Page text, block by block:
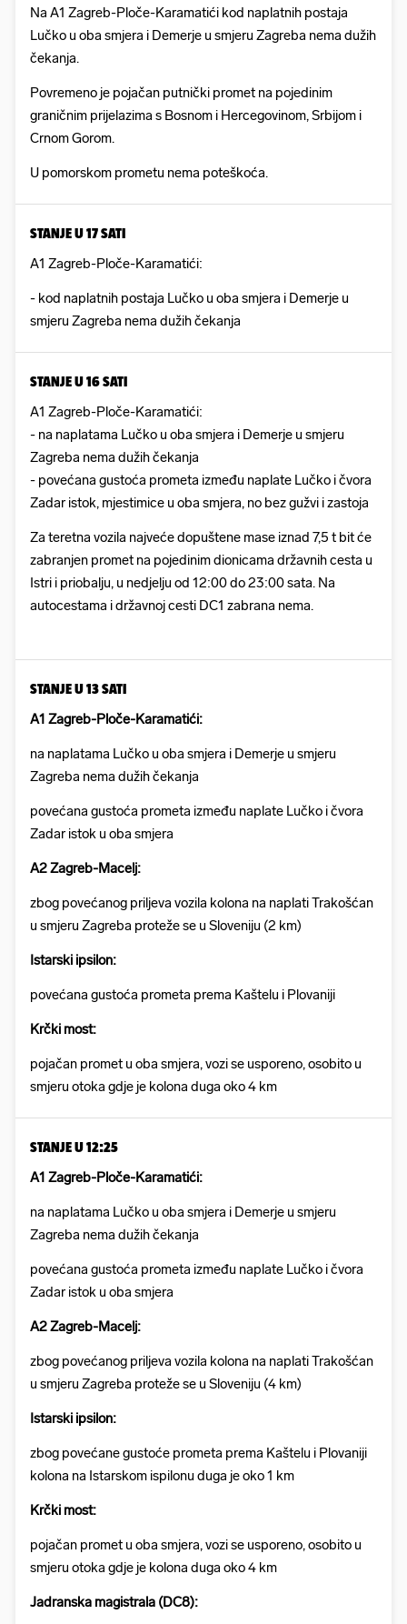
Na A1 Zagreb-Ploče-Karamatići kod naplatnih postaja
Lučko u oba smjera i Demerje u smjeru Zagreba nema dužih
čekanja.
Povremeno je pojačan putnički promet na pojedinim
graničnim prijelazima s Bosnom i Hercegovinom, Srbijom i
Crnom Gorom.
U pomorskom prometu nema poteškoća.
STANJE U 17 SATI
A1 Zagreb-Ploče-Karamatići:
- kod naplatnih postaja Lučko u oba smjera i Demerje u
smjeru Zagreba nema dužih čekanja
STANJE U 16 SATI
A1 Zagreb-Ploče-Karamatići:
- na naplatama Lučko u oba smjera i Demerje u smjeru
Zagreba nema dužih čekanja
- povećana gustoća prometa između naplate Lučko i čvora
Zadar istok, mjestimice u oba smjera, no bez gužvi i zastoja
Za teretna vozila najveće dopuštene mase iznad 7,5 t bit će
zabranjen promet na pojedinim dionicama državnih cesta u
Istri i priobalju, u nedjelju od 12:00 do 23:00 sata. Na
autocestama i državnoj cesti DC1 zabrana nema.
STANJE U 13 SATI
A1 Zagreb-Ploče-Karamatići:
na naplatama Lučko u oba smjera i Demerje u smjeru
Zagreba nema dužih čekanja
povećana gustoća prometa između naplate Lučko i čvora
Zadar istok u oba smjera
A2 Zagreb-Macelj:
zbog povećanog priljeva vozila kolona na naplati Trakošćan
u smjeru Zagreba proteže se u Sloveniju (2 km)
Istarski ipsilon:
povećana gustoća prometa prema Kaštelu i Plovaniji
Krčki most:
pojačan promet u oba smjera, vozi se usporeno, osobito u
smjeru otoka gdje je kolona duga oko 4 km
STANJE U 12:25
A1 Zagreb-Ploče-Karamatići:
na naplatama Lučko u oba smjera i Demerje u smjeru
Zagreba nema dužih čekanja
povećana gustoća prometa između naplate Lučko i čvora
Zadar istok u oba smjera
A2 Zagreb-Macelj:
zbog povećanog priljeva vozila kolona na naplati Trakošćan
u smjeru Zagreba proteže se u Sloveniju (4 km)
Istarski ipsilon:
zbog povećane gustoće prometa prema Kaštelu i Plovaniji
kolona na Istarskom ispilonu duga je oko 1 km
Krčki most:
pojačan promet u oba smjera, vozi se usporeno, osobito u
smjeru otoka gdje je kolona duga oko 4 km
Jadranska magistrala (DC8):